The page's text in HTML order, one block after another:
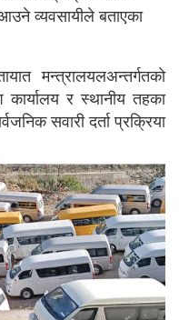
व्यवसायीले बताएका
मन्त्रालयलअन्तर्गतको
कार्यालय र स्थानीय तहका
सवारी दर्ता प्रक्रिया